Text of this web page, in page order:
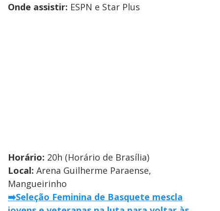
Onde assistir: ESPN e Star Plus
Horário: 20h (Horário de Brasília)
Local: Arena Guilherme Paraense,
Mangueirinho
➡️Seleção Feminina de Basquete mescla